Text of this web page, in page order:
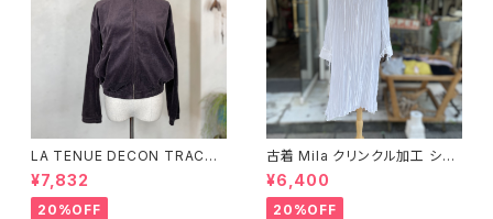
LA TENUE DECON TRACTE
E ブラウンジャケット
¥7,832
20%OFF
古着 Mila クリンクル加工 シャ
ツワンピース
¥6,400
20%OFF